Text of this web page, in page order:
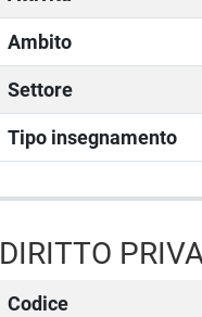
Ambito
Settore
Tipo insegnamento
DIRITTO
Codice